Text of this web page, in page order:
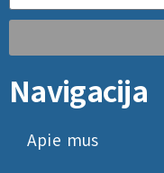
Navigacija
Apie mus